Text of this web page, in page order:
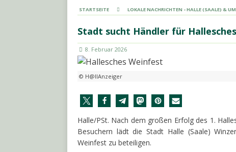
POLIZEIMELDUNGEN
5. August 2026:
STARTSEITE LOKALE NACHRICHTEN - HALLE (SAALE) &
Stadt sucht Händler für
8. Februar 2026
© H@llAnzeiger
Halle/PSt. Nach dem großen Erfolg des 1.
Besuchern lädt die Stadt Halle (Saale)
Weinfest zu beteiligen.